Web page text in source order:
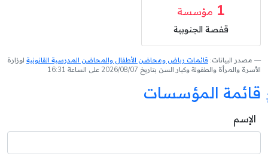
1 مؤسسة
قفصة الجنوبية
مصدر البيانات: قائمات رياض ومحاضن الأطفال والمحاضن المدرسية القانونية لوزارة
الأسرة والمرأة والطفولة وكبار السن بتاريخ 2026/08/07 على الساعة 16:31
قائمة المؤسسات
الإسم